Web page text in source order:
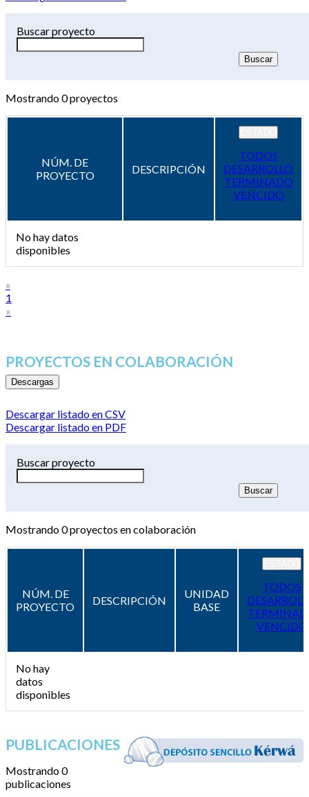
Buscar proyecto
Mostrando0proyectos
NÚM. DE
PROYECTO
DESCRIPCIÓN
TODOS
DESARROLLO
TERMINADO
VENCIDO
No hay datos
disponibles
«
1
»
PROYECTOS EN COLABORACIÓN
Descargas
Descargar listado en CSV
Descargar listado en PDF
Buscar proyecto
Mostrando0proyectos en colaboración
NÚM. DE
PROYECTO
DESCRIPCIÓN
UNIDAD
BASE
TODOS
VENCIDO
No hay
datos
disponibles
PUBLICACIONES
Mostrando 0
publicaciones